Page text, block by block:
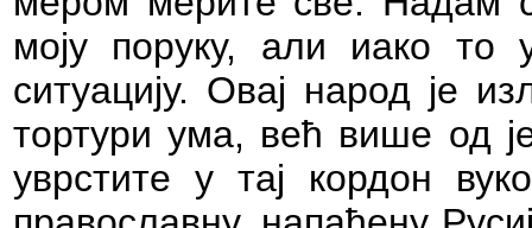
моју поруку, али иако
ситуацију. Овај народ је
тортури ума, већ више од
уврстите у тај кордон